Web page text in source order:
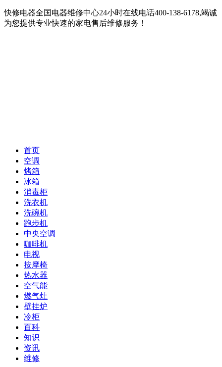
快修电器全国电器维修中心24小时在线电话400-138-6178,竭诚
为您提供专业快速的家电售后维修服务！
首页
空调
烤箱
冰箱
消毒柜
洗衣机
洗碗机
跑步机
中央空调
咖啡机
电视
按摩椅
热水器
空气能
燃气灶
壁挂炉
冷柜
百科
知识
资讯
维修